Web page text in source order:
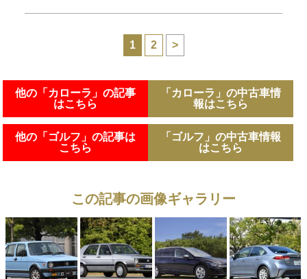
1 2 >
他の「カローラ」の記事
はこちら
他の「ゴルフ」の記事は
こちら
「カローラ」の中古車情
報はこちら
「ゴルフ」の中古車情報
はこちら
この記事の画像ギャラリー